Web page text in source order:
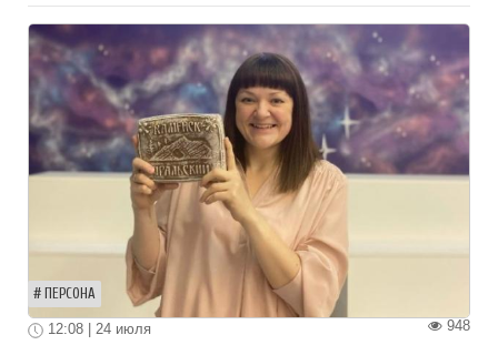
ПЕРСОНА
948
12:08 | 24 июля